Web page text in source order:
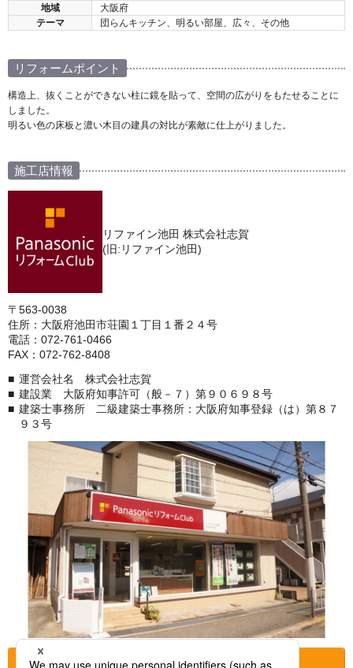
地域
大阪府
テーマ
団らんキッチン、明るい部屋、広々、その他
リフォームポイント
構造上、抜くことができない柱に鏡を貼って、空間の広がりをもたせることに
しました。
明るい色の床板と濃い木目の建具の対比が素敵に仕上がりました。
施工店情報
リファイン池田 株式会社志賀
(旧:リファイン池田)
〒563-0038
住所：大阪府池田市荘園１丁目１番２４号
電話：072-761-0466
FAX：072-762-8408
運営会社名 株式会社志賀
建設業 大阪府知事許可（般－７）第９０６９８号
建築士事務所 二級建築士事務所：大阪府知事登録（は）第８７
９３号